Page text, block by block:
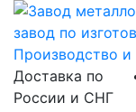
Доставка по
России и СНГ